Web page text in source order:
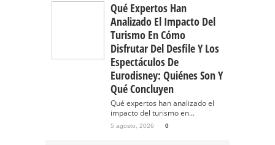
Qué Expertos Han
Analizado El Impacto Del
Turismo En Cómo
Disfrutar Del Desfile Y Los
Espectáculos De
Eurodisney: Quiénes Son Y
Qué Concluyen
Qué expertos han analizado el
impacto del turismo en...
5 agosto, 2026 0